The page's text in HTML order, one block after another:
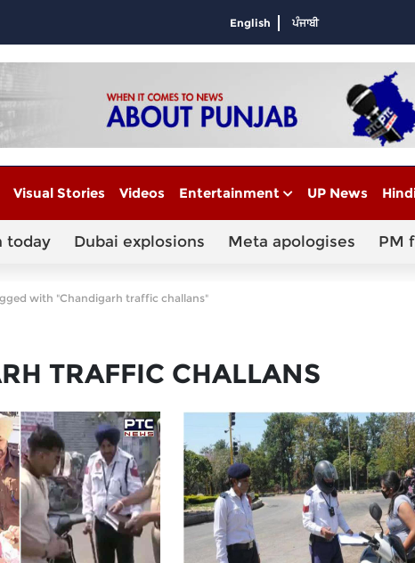
English ਪੰਜਾਬੀ
Visual Stories Videos Entertainment UP News
today Dubai explosions Meta apologises PM
with "Chandigarh traffic challans"
TRAFFIC CHALLANS